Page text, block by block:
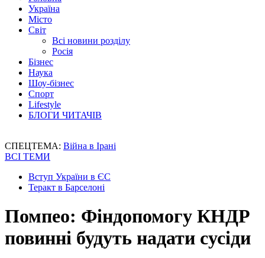
Україна
Місто
Світ
Всі новини розділу
Росія
Бізнес
Наука
Шоу-бізнес
Спорт
Lifestyle
БЛОГИ ЧИТАЧІВ
СПЕЦТЕМА: Війна в Ірані
ВСІ ТЕМИ
Вступ України в ЄС
Теракт в Барселоні
Помпео: Фіндопомогу КНДР
повинні будуть надати сусіди